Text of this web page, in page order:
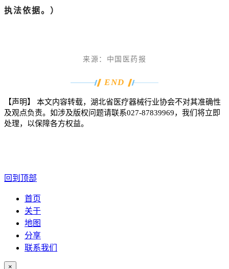
执法依据。）
来源： 中国医药报
END
【声明】 本文内容转载，湖北省医疗器械行业协会不对其准确性
及观点负责。如涉及版权问题请联系027-87839969，我们将立即
处理，以保障各方权益。
回到顶部
首页
关于
地图
分享
联系我们
×